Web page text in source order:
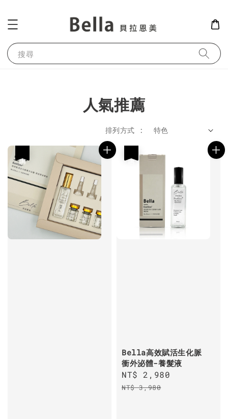
搜尋
人氣推薦
排列方式 :
Bella高效賦活生化脈
衝外泌體-養髮液
Sale
price
NT$ 2,980
NT$ 3,980